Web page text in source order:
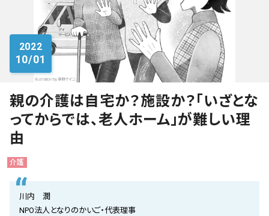
栄養健康レシピ
医療系学生記事
健康川柳
DRP医療情報館とは?
会社概要
お知らせ
2022
10/01
親の介護は自宅か？施設か？「いざとな
ってからでは、老人ホーム」が難しい理
由
介護
川内 潤
NPO法人となりのかいご・代表理事